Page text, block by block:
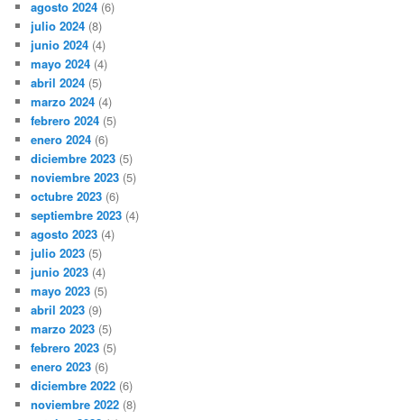
agosto 2024 (6)
julio 2024 (8)
junio 2024 (4)
mayo 2024 (4)
abril 2024 (5)
marzo 2024 (4)
febrero 2024 (5)
enero 2024 (6)
diciembre 2023 (5)
noviembre 2023 (5)
octubre 2023 (6)
septiembre 2023 (4)
agosto 2023 (4)
julio 2023 (5)
junio 2023 (4)
mayo 2023 (5)
abril 2023 (9)
marzo 2023 (5)
febrero 2023 (5)
enero 2023 (6)
diciembre 2022 (6)
noviembre 2022 (8)